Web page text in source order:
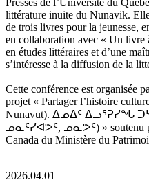
littérature inuite du Nunavik.
de trois livres pour la jeunesse,
en collaboration avec « Un livre
en études littéraires et d’une
s’intéresse à la diffusion de la
Cette conférence est organisée
projet « Partager l’histoire
Nunavut). ᐃᓄᐃᑦ ᐃᓗᕐᕈᓯᖓ
ᓄᓇᑦᓯᐊᕗᑦ, ᓄᓇᕗᑦ) » soutenu
Canada du Ministère du
2026.04.01